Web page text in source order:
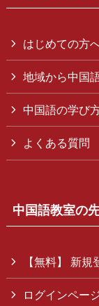
はじめての方
地域から中国
中国語の学び
よくある質問
中国語教室の
【無料】 新規
ログインペー